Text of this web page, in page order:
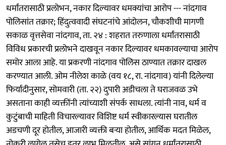
धर्मांतरासाठी प्रलोभन, नकार दिल्यावर धमक्यांचा आरोप --- नांदगाव
पोलिसांत तक्रार; हिंदुत्ववादी संघटनांचे आंदोलन, चौकशीची मागणी
सकाळ वृत्तसेवा नांदगाव, ता. २४ : शहरात तरुणाला धर्मांतरासाठी
विविध प्रकारची प्रलोभने दाखवून नकार दिल्यावर धमकावल्याचा आरोप
समोर आला आहे. या प्रकरणी नांदगाव पोलिस ठाण्यात तक्रार दाखल
करण्यात आली. ओम नीलेश काळे (वय १८, रा. नांदगाव) यांनी दिलेल्या
फिर्यादीनुसार, सोमवारी (ता. २२) दुपारी अडीचला ते घराजवळ उभे
असताना काही व्यक्तींनी त्यांच्याशी संपर्क साधला. त्यांनी नाव, धर्म व
कुटुंबाची माहिती विचारल्यावर विशिष्ट धर्म स्वीकारल्यास घरातील
अडचणी दूर होतील, आजारी व्यक्ती बऱ्या होतील, आर्थिक मदत मिळेल,